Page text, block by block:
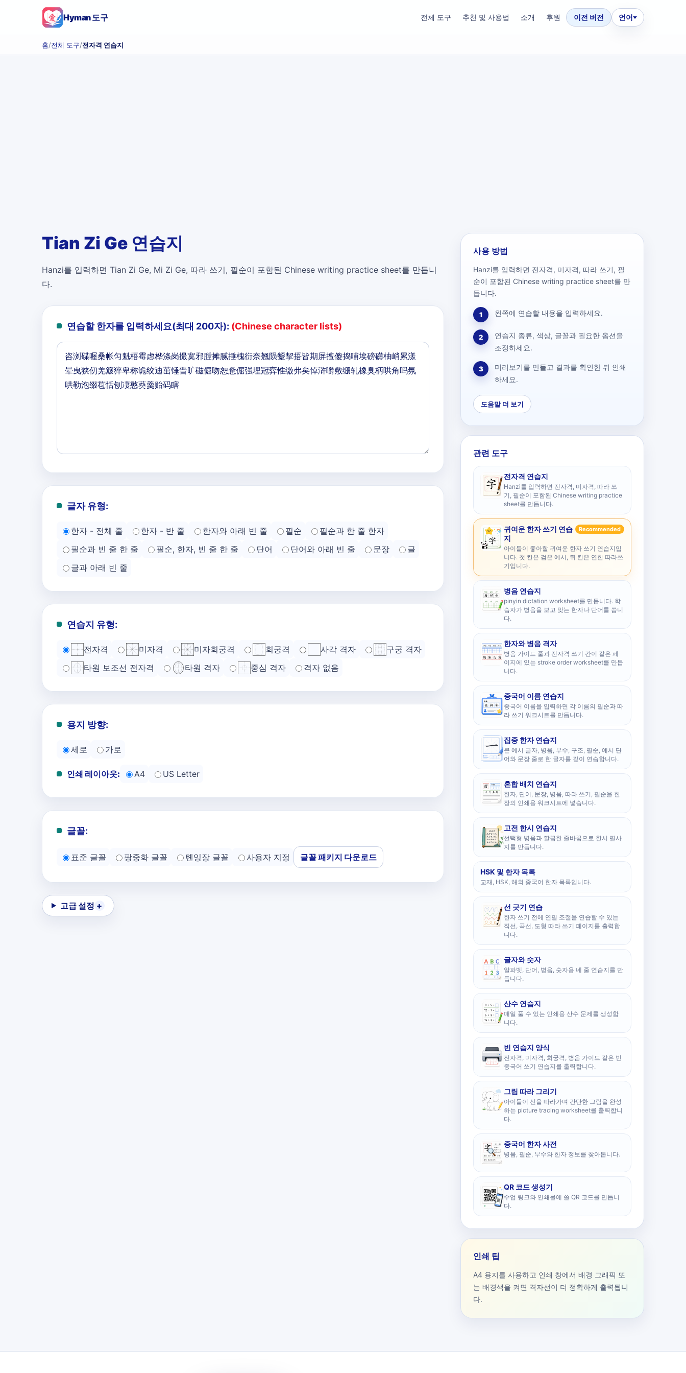
Hyman 도구 전체 도구 추천 및 사용법 소개 후원 이전 버전 언어
홈/전체 도구/전자격 연습지
Tian Zi Ge 연습지
Hanzi를 입력하면 Tian Zi Ge, Mi Zi Ge, 따라 쓰기, 필순이 포함된 Chinese writing practice sheet를 만듭니
다.
연습할 한자를 입력하세요(최대 200자): (Chinese character lists)
글자 유형:
한자 - 전체 줄 한자 - 반 줄 한자와 아래 빈 줄 필순
필순과 한 줄 한자
필순과 빈 줄 한 줄
필순, 한자, 빈 줄 한 줄 단어 단어와 아래 빈 줄 문장
글
글과 아래 빈 줄
연습지 유형:
전자격 미자격 미자회궁격 회궁격 사각 격자
구궁 격자
타원 보조선 전자격
타원 격자 중심 격자 격자 없음
용지 방향:
세로 가로
인쇄 레이아웃: A4 US Letter
글꼴:
표준 글꼴 팡중화 글꼴 톈잉장 글꼴 사용자 지정 글꼴 패키지 다운로드
고급 설정
사용 방법
Hanzi를 입력하면 전자격, 미자격, 따라 쓰기, 필
순이 포함된 Chinese writing practice sheet를 만
듭니다.
1 왼쪽에 연습할 내용을 입력하세요.
2
연습지 종류, 색상, 글꼴과 필요한 옵션을
조정하세요.
3
미리보기를 만들고 결과를 확인한 뒤 인쇄
하세요.
도움말 더 보기
관련 도구
전자격 연습지
Hanzi를 입력하면 전자격, 미자격, 따라 쓰
기, 필순이 포함된 Chinese writing practice
sheet를 만듭니다.
귀여운 한자 쓰기 연습
지
Recommended
아이들이 좋아할 귀여운 한자 쓰기 연습지입
니다. 첫 칸은 검은 예시, 뒤 칸은 연한 따라쓰
기입니다.
병음 연습지
pinyin dictation worksheet를 만듭니다. 학
습자가 병음을 보고 맞는 한자나 단어를 씁니
다.
한자와 병음 격자
병음 가이드 줄과 전자격 쓰기 칸이 같은 페
이지에 있는 stroke order worksheet를 만듭
니다.
중국어 이름 연습지
중국어 이름을 입력하면 각 이름의 필순과 따
라 쓰기 워크시트를 만듭니다.
집중 한자 연습지
큰 예시 글자, 병음, 부수, 구조, 필순, 예시 단
어와 문장 줄로 한 글자를 깊이 연습합니다.
혼합 배치 연습지
한자, 단어, 문장, 병음, 따라 쓰기, 필순을 한
장의 인쇄용 워크시트에 넣습니다.
고전 한시 연습지
선택형 병음과 깔끔한 줄바꿈으로 한시 필사
지를 만듭니다.
HSK 및 한자 목록
교재, HSK, 해외 중국어 한자 목록입니다.
선 긋기 연습
한자 쓰기 전에 연필 조절을 연습할 수 있는
직선, 곡선, 도형 따라 쓰기 페이지를 출력합
니다.
글자와 숫자
알파벳, 단어, 병음, 숫자용 네 줄 연습지를 만
듭니다.
산수 연습지
매일 풀 수 있는 인쇄용 산수 문제를 생성합
니다.
빈 연습지 양식
전자격, 미자격, 회궁격, 병음 가이드 같은 빈
중국어 쓰기 연습지를 출력합니다.
그림 따라 그리기
아이들이 선을 따라가며 간단한 그림을 완성
하는 picture tracing worksheet를 출력합니
다.
중국어 한자 사전
병음, 필순, 부수와 한자 정보를 찾아봅니다.
QR 코드 생성기
수업 링크와 인쇄물에 쓸 QR 코드를 만듭니
다.
인쇄 팁
A4 용지를 사용하고 인쇄 창에서 배경 그래픽 또
는 배경색을 켜면 격자선이 더 정확하게 출력됩니
다.